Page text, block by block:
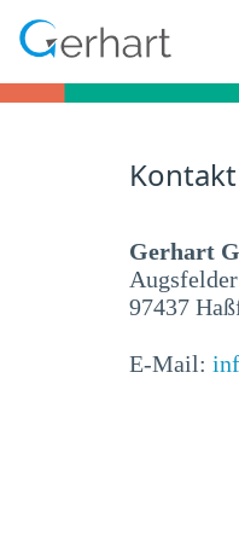
Kontakt
Gerhart
97437
E-Mail: